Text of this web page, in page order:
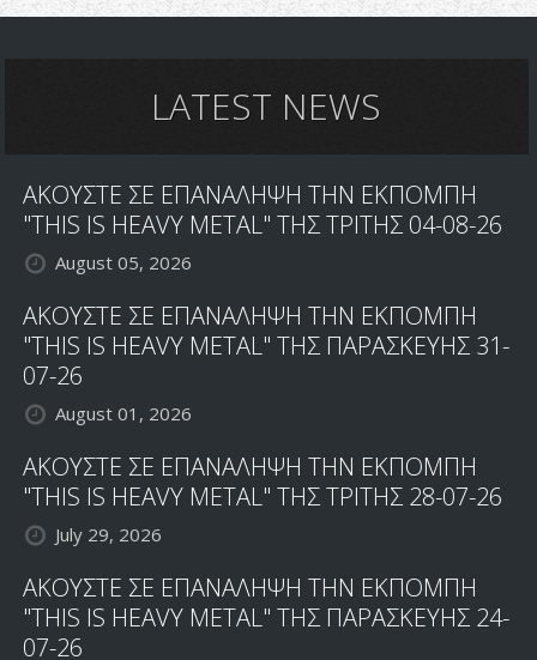
LATEST NEWS
ΑΚΟΥΣΤΕ ΣΕ ΕΠΑΝΑΛΗΨΗ ΤΗΝ ΕΚΠΟΜΠΗ
"THIS IS HEAVY METAL" ΤΗΣ ΤΡΙΤΗΣ 04-08-26
August 05, 2026
ΑΚΟΥΣΤΕ ΣΕ ΕΠΑΝΑΛΗΨΗ ΤΗΝ ΕΚΠΟΜΠΗ
"THIS IS HEAVY METAL" ΤΗΣ ΠΑΡΑΣΚΕΥΗΣ 31-
07-26
August 01, 2026
ΑΚΟΥΣΤΕ ΣΕ ΕΠΑΝΑΛΗΨΗ ΤΗΝ ΕΚΠΟΜΠΗ
"THIS IS HEAVY METAL" ΤΗΣ ΤΡΙΤΗΣ 28-07-26
July 29, 2026
ΑΚΟΥΣΤΕ ΣΕ ΕΠΑΝΑΛΗΨΗ ΤΗΝ ΕΚΠΟΜΠΗ
"THIS IS HEAVY METAL" ΤΗΣ ΠΑΡΑΣΚΕΥΗΣ 24-
07-26